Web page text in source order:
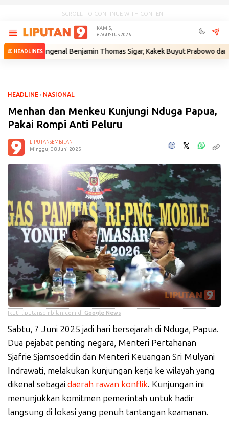
SCROLL TO CONTINUE WITH CONTENT
KAMIS,
6 AGUSTUS 2026
HEADLINESBenjamin Thomas Sigar, Kakek Buyut Prabowo dari Minahasa
HEADLINE › NASIONAL
Menhan dan Menkeu Kunjungi Nduga Papua,
Pakai Rompi Anti Peluru
LIPUTANSEMBILAN
Minggu, 08 Juni 2025
Ikuti liputansembilan.com di Google News
Sabtu, 7 Juni 2025 jadi hari bersejarah di Nduga, Papua.
Dua pejabat penting negara, Menteri Pertahanan
Sjafrie Sjamsoeddin dan Menteri Keuangan Sri Mulyani
Indrawati, melakukan kunjungan kerja ke wilayah yang
dikenal sebagai daerah rawan konflik. Kunjungan ini
menunjukkan komitmen pemerintah untuk hadir
langsung di lokasi yang penuh tantangan keamanan.